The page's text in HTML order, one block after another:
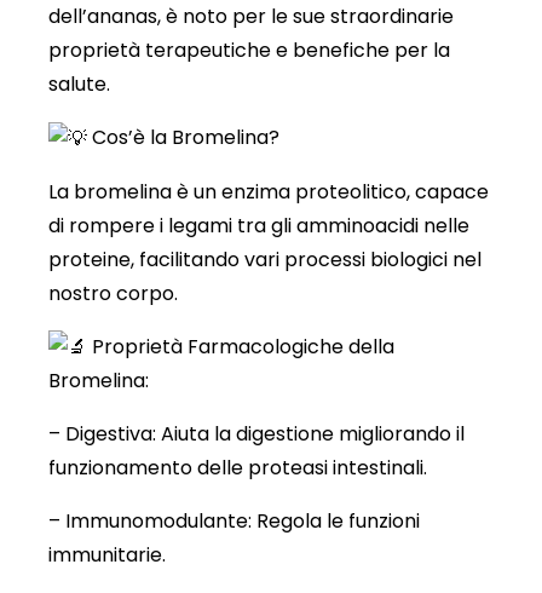
dell’ananas, è noto per le sue straordinarie
proprietà terapeutiche e benefiche per la
salute.
Cos’è la Bromelina?
La bromelina è un enzima proteolitico, capace
di rompere i legami tra gli amminoacidi nelle
proteine, facilitando vari processi biologici nel
nostro corpo.
Proprietà Farmacologiche della
Bromelina:
– Digestiva: Aiuta la digestione migliorando il
funzionamento delle proteasi intestinali.
– Immunomodulante: Regola le funzioni
immunitarie.